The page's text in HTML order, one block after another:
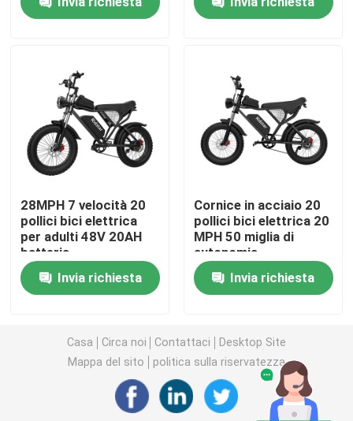
Bicicletta elettrica a pneumatici pieghevoli
Fat Tire Mountain Bike elettrica
Full Suspension Electric Mountain Bike
mountain bike elettrico piegante
Off Road Fat Tire Bicicleta elettrica
Bicicletta elettrica con pneumatici di grasso per uomo
Bici elettrica da 20 pollici
spazzole
28MPH 7 velocità 20
pollici bici elettrica
per adulti 48V 20AH
batteria
Invia richiesta
Cornice in acciaio 20
pollici bici elettrica 20
MPH 50 miglia di
autonomia
Invia richiesta
Casa Circa noi Contattaci
Desktop Site
Mappa del sito
politica sulla riservatezza